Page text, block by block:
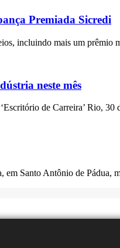
Premiada Sicredi
incluindo mais um prêmio
neste mês
de Carreira’ Rio, 30
em Santo Antônio de Pádua,